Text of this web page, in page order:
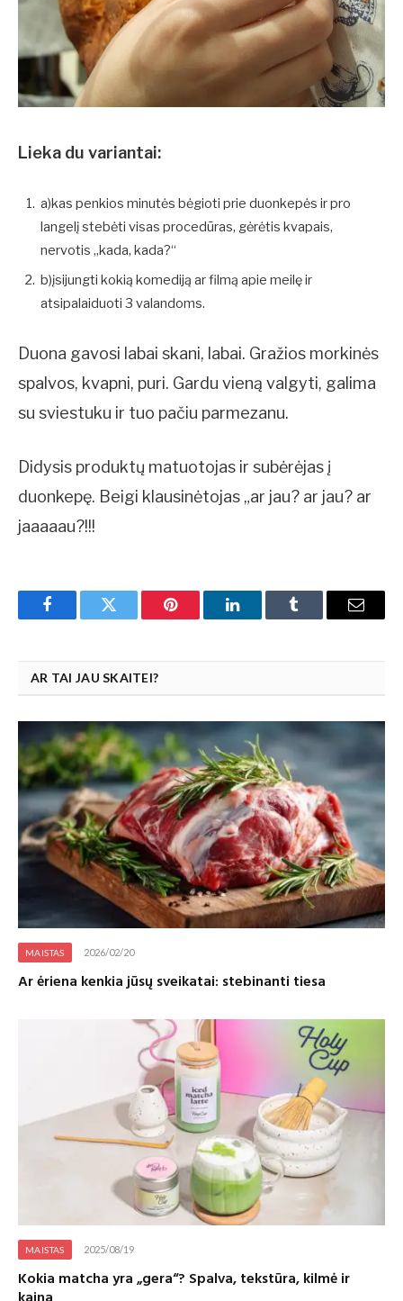
Lieka du variantai:
a)kas penkios minutės bėgioti prie duonkepės ir pro
langelį stebėti visas procedūras, gėrėtis kvapais,
nervotis „kada, kada?“
b)įsijungti kokią komediją ar filmą apie meilę ir
atsipalaiduoti 3 valandoms.
Duona gavosi labai skani, labai. Gražios morkinės
spalvos, kvapni, puri. Gardu vieną valgyti, galima
su sviestuku ir tuo pačiu parmezanu.
Didysis produktų matuotojas ir subėrėjas į
duonkepę. Beigi klausinėtojas „ar jau? ar jau? ar
jaaaaau?!!!
FacebookTwitter Pinterest LinkedInTumblr Email
AR TAI JAU SKAITEI?
MAISTAS 2026/02/20
Ar ėriena kenkia jūsų sveikatai: stebinanti tiesa
MAISTAS 2025/08/19
Kokia matcha yra „gera“? Spalva, tekstūra, kilmė ir